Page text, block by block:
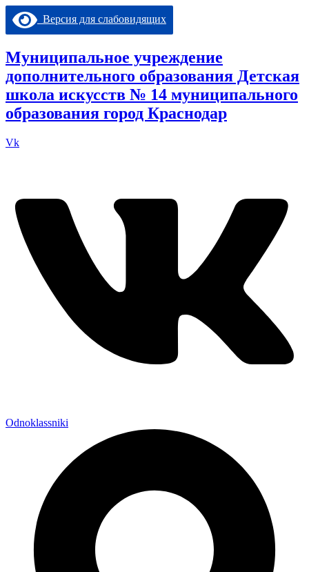
Перейти
содержимому
Версия для слабовидящих
Муниципальное учреждение
дополнительного образования Детская
школа искусств № 14 муниципального
образования город Краснодар
Vk
Odnoklassniki